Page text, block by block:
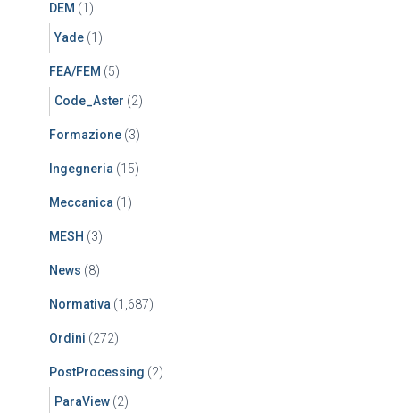
DEM (1)
Yade (1)
FEA/FEM (5)
Code_Aster (2)
Formazione (3)
Ingegneria (15)
Meccanica (1)
MESH (3)
News (8)
Normativa (1,687)
Ordini (272)
PostProcessing (2)
ParaView (2)